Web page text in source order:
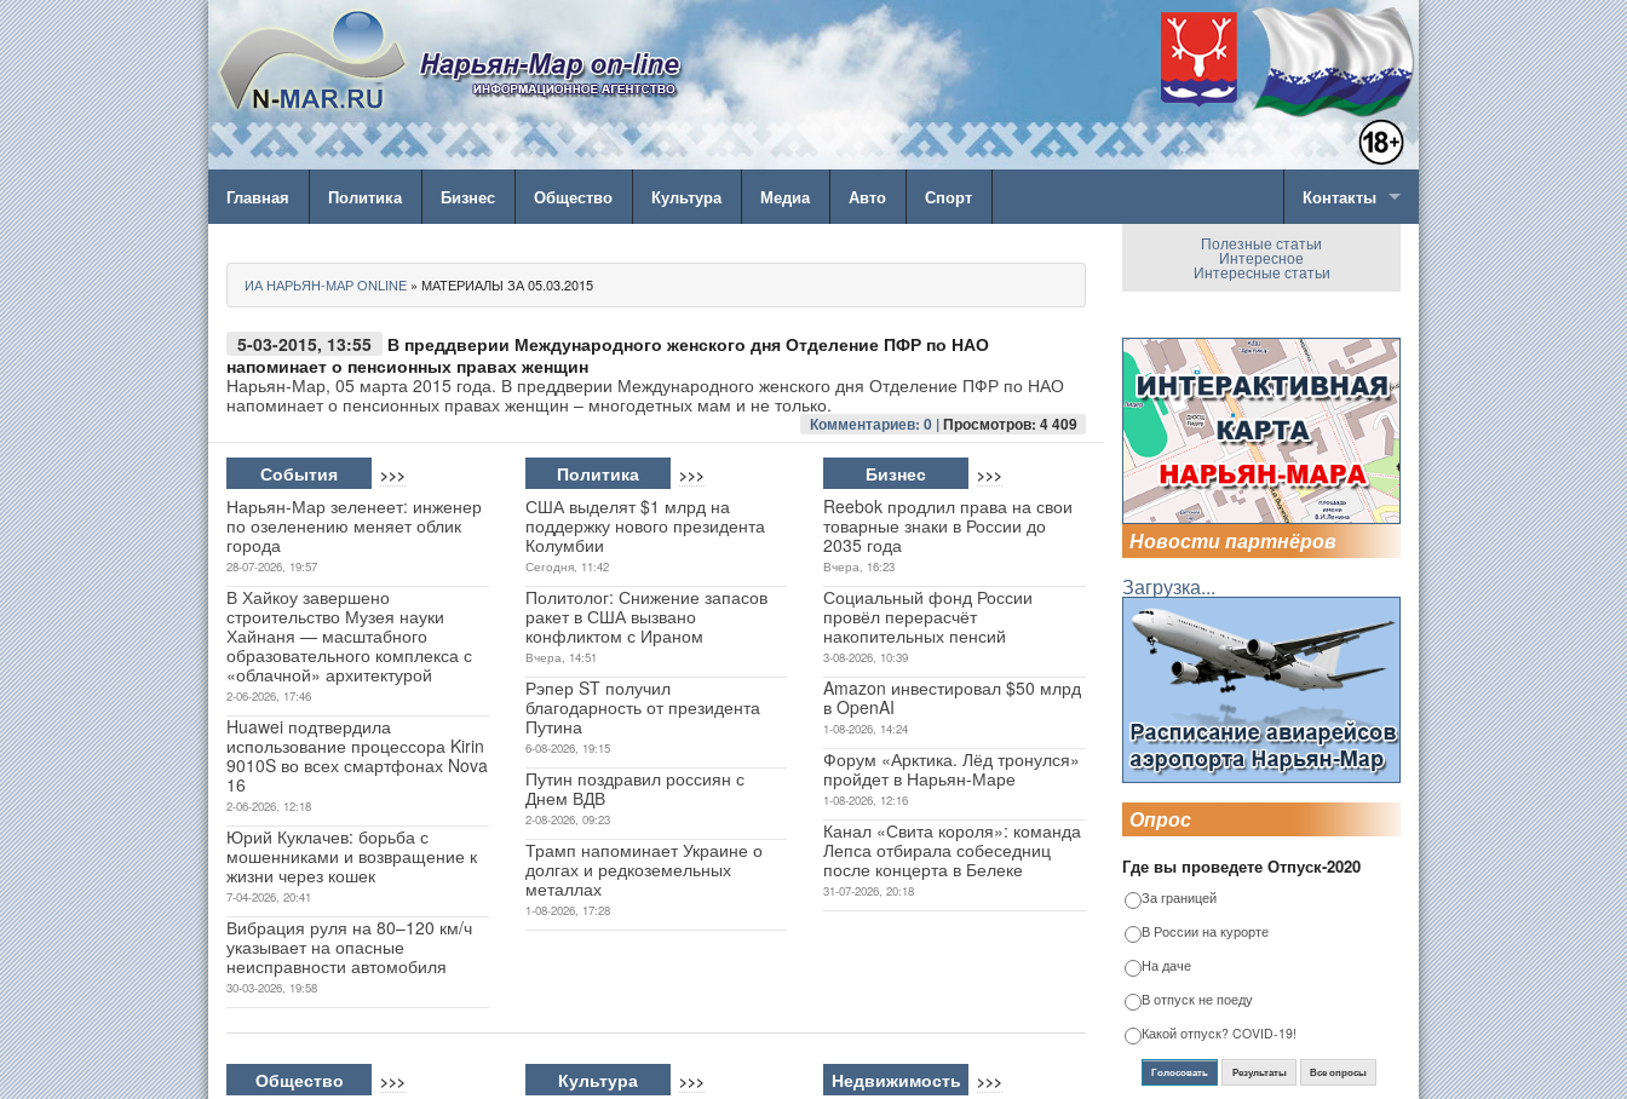
Главная Политика Бизнес Общество Культура Медиа Авто Спорт Контакты
ИА НАРЬЯН-МАР ONLINE » МАТЕРИАЛЫ ЗА 05.03.2015
5-03-2015, 13:55
В преддверии Международного женского дня Отделение ПФР по НАО
напоминает о пенсионных правах женщин
Нарьян-Мар, 05 марта 2015 года. В преддверии Международного женского дня Отделение ПФР по НАО
напоминает о пенсионных правах женщин – многодетных мам и не только.
Комментариев: 0 |Просмотров: 4 409
События >>>
Нарьян-Мар зеленеет: инженер
по озеленению меняет облик
города
28-07-2026, 19:57
В Хайкоу завершено
строительство Музея науки
Хайнаня — масштабного
образовательного комплекса с
«облачной» архитектурой
2-06-2026, 17:46
Huawei подтвердила
использование процессора Kirin
9010S во всех смартфонах Nova
16
2-06-2026, 12:18
Юрий Куклачев: борьба с
мошенниками и возвращение к
жизни через кошек
7-04-2026, 20:41
Вибрация руля на 80–120 км/ч
указывает на опасные
неисправности автомобиля
30-03-2026, 19:58
Политика >>>
США выделят $1 млрд на
поддержку нового президента
Колумбии
Сегодня, 11:42
Политолог: Снижение запасов
ракет в США вызвано
конфликтом с Ираном
Вчера, 14:51
Рэпер ST получил
благодарность от президента
Путина
6-08-2026, 19:15
Путин поздравил россиян с
Днем ВДВ
2-08-2026, 09:23
Трамп напоминает Украине о
долгах и редкоземельных
металлах
1-08-2026, 17:28
Бизнес >>>
Reebok продлил права на свои
товарные знаки в России до
2035 года
Вчера, 16:23
Социальный фонд России
провёл перерасчёт
накопительных пенсий
3-08-2026, 10:39
Amazon инвестировал $50 млрд
в OpenAI
1-08-2026, 14:24
Форум «Арктика. Лёд тронулся»
пройдет в Нарьян-Маре
1-08-2026, 12:16
Канал «Свита короля»: команда
Лепса отбирала собеседниц
после концерта в Белеке
31-07-2026, 20:18
Общество >>> Культура >>> Недвижимость >>>
Полезные статьи
Интересное
Интересные статьи
Новости партнёров
Загрузка...
Опрос
Где вы проведете Отпуск-2020
За границей
В России на курорте
На даче
В отпуск не поеду
Какой отпуск? COVID-19!
Голосовать Результаты Все опросы